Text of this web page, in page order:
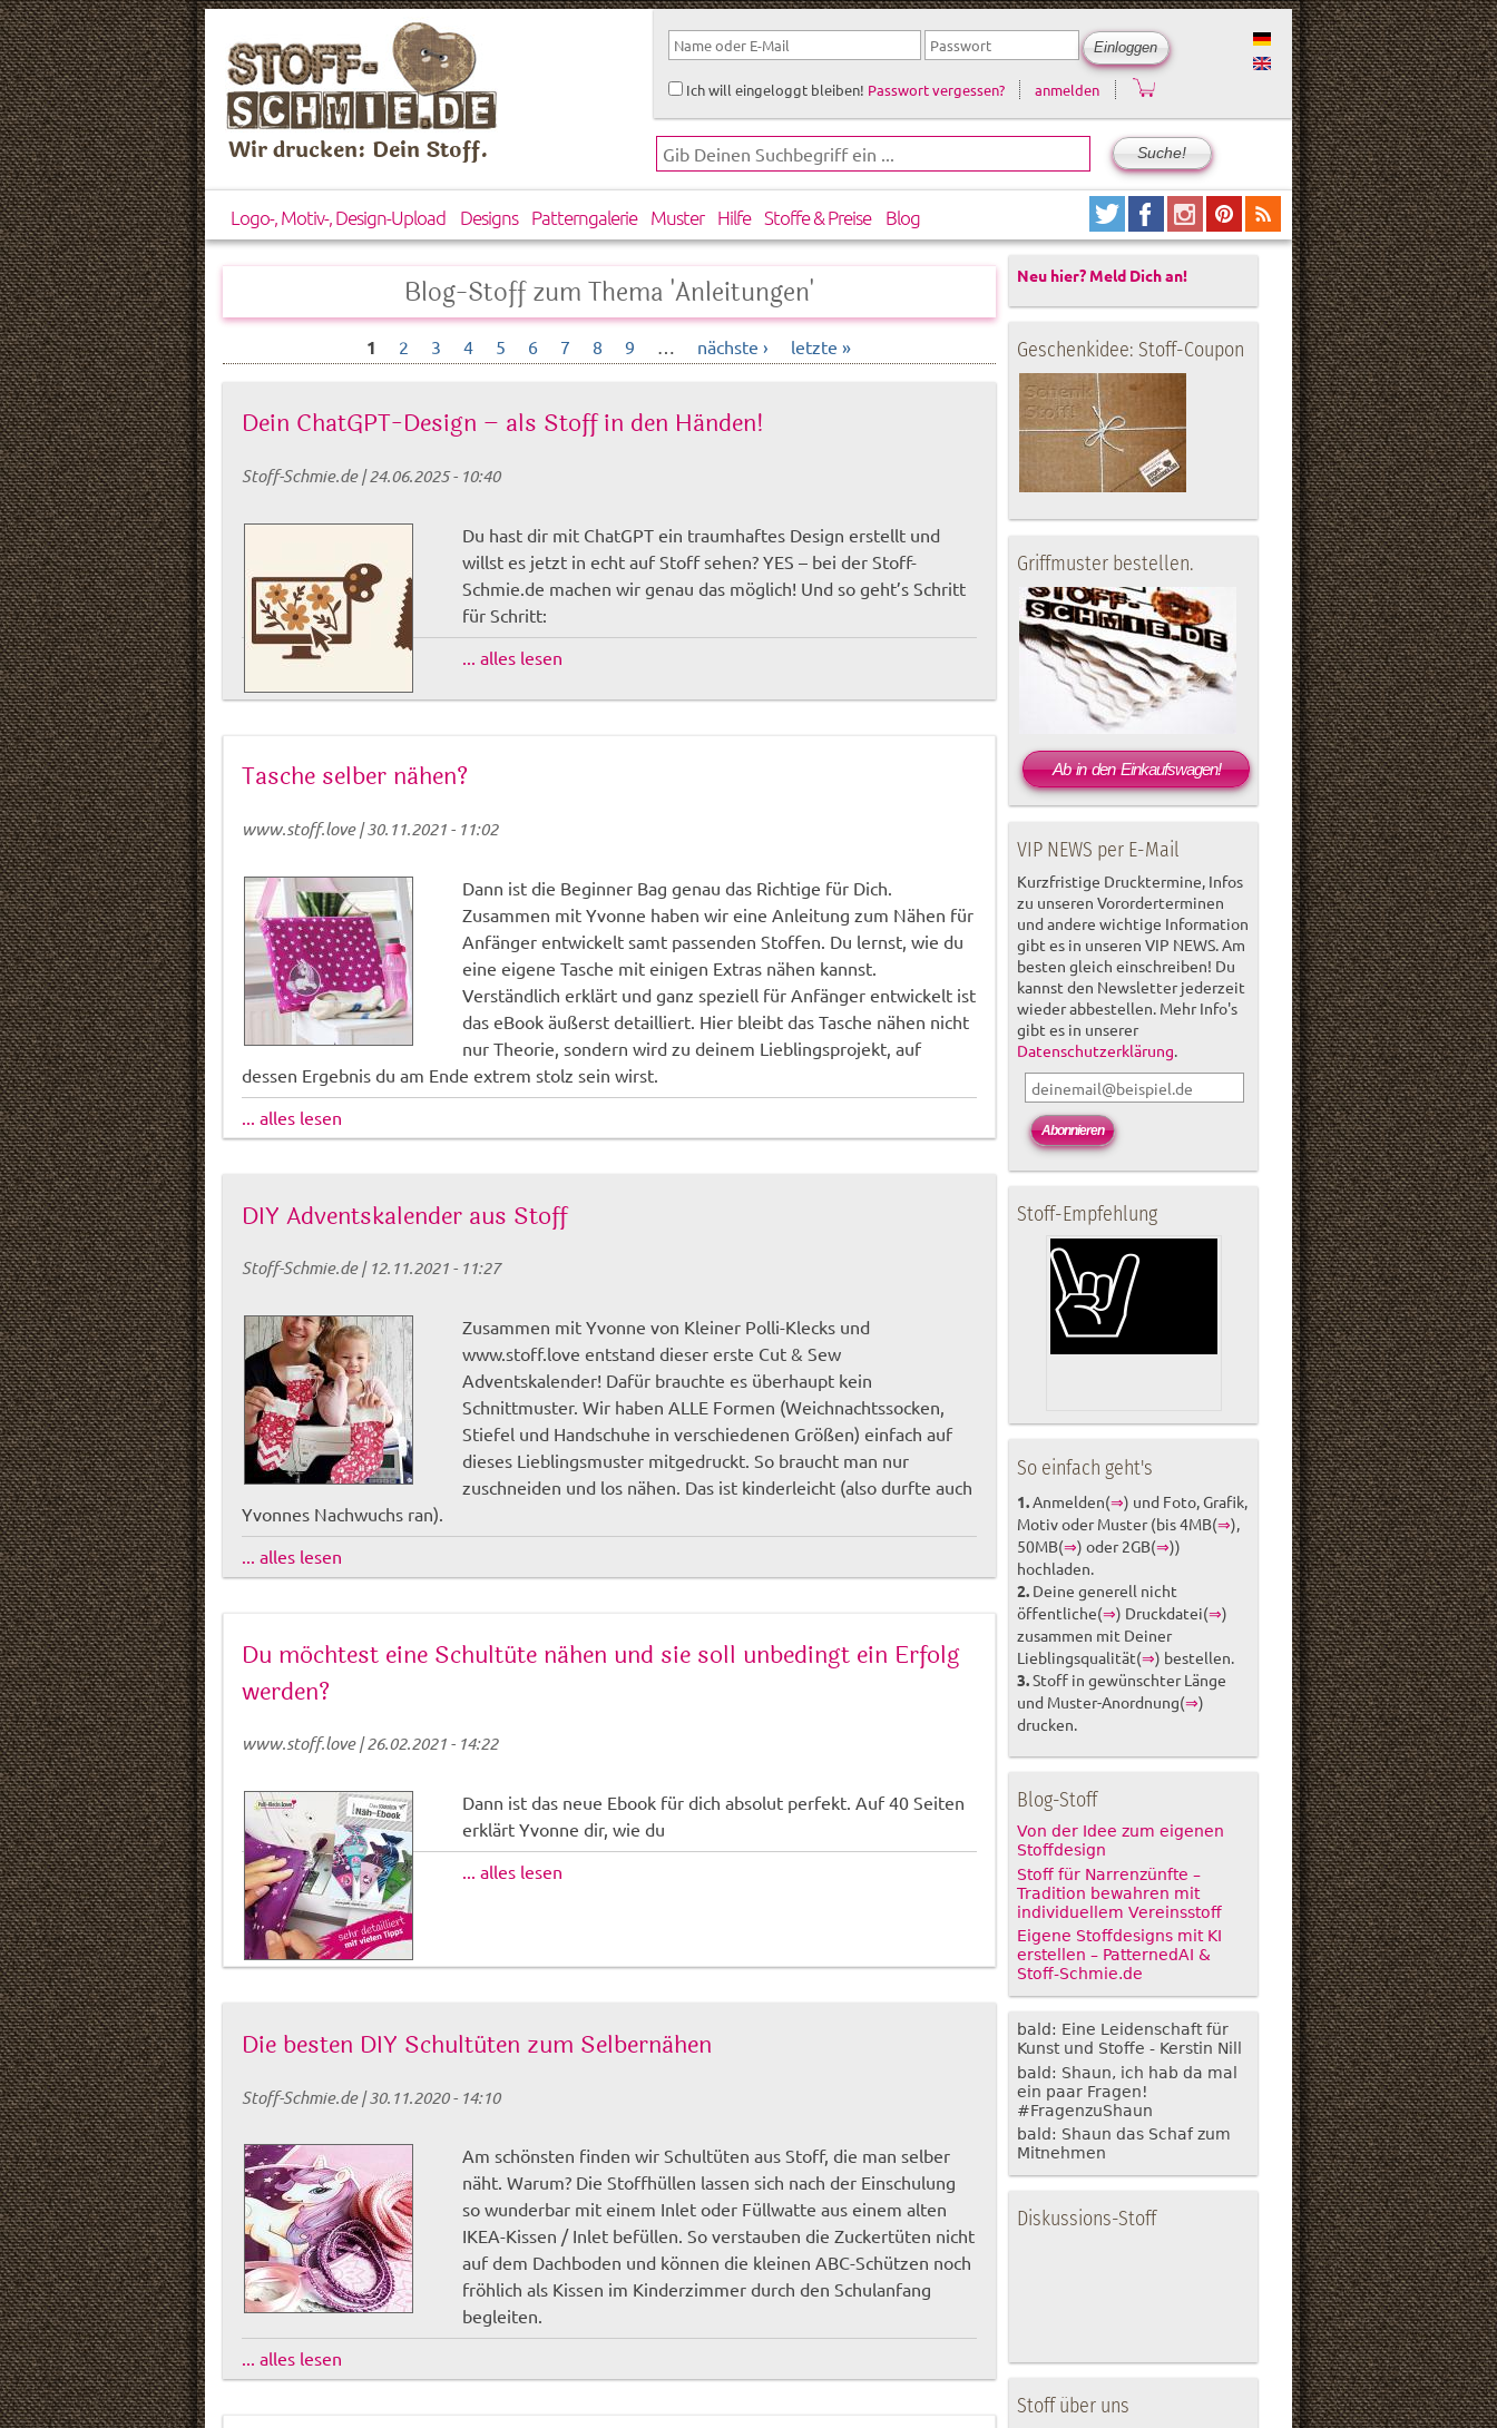
Wir drucken: Dein Stoff.
Ich will eingeloggt bleiben! Passwort vergessen? anmelden
Logo-, Motiv-, Design-Upload Designs Patterngalerie Muster Hilfe Stoffe & Preise Blog
Blog-Stoff zum Thema 'Anleitungen'
1 2 3 4 5 6 7 8 9 nächste › letzte »
Dein ChatGPT-Design – als Stoff in den Händen!
Stoff-Schmie.de|24.06.2025 - 10:40
Du hast dir mit ChatGPT ein traumhaftes Design erstellt und
willst es jetzt in echt auf Stoff sehen? YES – bei der Stoff-
Schmie.de machen wir genau das möglich! Und so geht’s Schritt
für Schritt:
... alles lesen
Tasche selber nähen?
www.stoff.love|30.11.2021 - 11:02
Dann ist die Beginner Bag genau das Richtige für Dich.
Zusammen mit Yvonne haben wir eine Anleitung zum Nähen für
Anfänger entwickelt samt passenden Stoffen. Du lernst, wie du
eine eigene Tasche mit einigen Extras nähen kannst.
Verständlich erklärt und ganz speziell für Anfänger entwickelt ist
das eBook äußerst detailliert. Hier bleibt das Tasche nähen nicht
nur Theorie, sondern wird zu deinem Lieblingsprojekt, auf
dessen Ergebnis du am Ende extrem stolz sein wirst.
... alles lesen
DIY Adventskalender aus Stoff
Stoff-Schmie.de| 12.11.2021 - 11:27
Zusammen mit Yvonne von Kleiner Polli-Klecks und
www.stoff.love entstand dieser erste Cut & Sew
Adventskalender! Dafür brauchte es überhaupt kein
Schnittmuster. Wir haben ALLE Formen (Weichnachtssocken,
Stiefel und Handschuhe in verschiedenen Größen) einfach auf
dieses Lieblingsmuster mitgedruckt. So braucht man nur
zuschneiden und los nähen. Das ist kinderleicht (also durfte auch
Yvonnes Nachwuchs ran).
... alles lesen
Du möchtest eine Schultüte nähen und sie soll unbedingt ein Erfolg
werden?
www.stoff.love|26.02.2021 - 14:22
Dann ist das neue Ebook für dich absolut perfekt. Auf 40 Seiten
erklärt Yvonne dir, wie du
... alles lesen
Die besten DIY Schultüten zum Selbernähen
Stoff-Schmie.de|30.11.2020 - 14:10
Am schönsten finden wir Schultüten aus Stoff, die man selber
näht. Warum? Die Stoffhüllen lassen sich nach der Einschulung
so wunderbar mit einem Inlet oder Füllwatte aus einem alten
IKEA-Kissen / Inlet befüllen. So verstauben die Zuckertüten nicht
auf dem Dachboden und können die kleinen ABC-Schützen noch
fröhlich als Kissen im Kinderzimmer durch den Schulanfang
begleiten.
... alles lesen
Neu hier? Meld Dich an!
Geschenkidee: Stoff-Coupon
Griffmuster bestellen.
Ab in den Einkaufswagen!
VIP NEWS per E-Mail
Kurzfristige Drucktermine, Infos
zu unseren Vororderterminen
und andere wichtige Information
gibt es in unseren VIP NEWS. Am
besten gleich einschreiben! Du
kannst den Newsletter jederzeit
wieder abbestellen. Mehr Info's
gibt es in unserer
Datenschutzerklärung.
Stoff-Empfehlung
So einfach geht's
1.Anmelden(⇒) und Foto, Grafik,
Motiv oder Muster (bis 4MB(⇒),
50MB(⇒) oder 2GB(⇒))
hochladen.
2. Deine generell nicht
öffentliche(⇒) Druckdatei(⇒)
zusammen mit Deiner
Lieblingsqualität(⇒) bestellen.
3.Stoff in gewünschter Länge
und Muster-Anordnung(⇒)
drucken.
Blog-Stoff
Von der Idee zum eigenen
Stoffdesign
Stoff für Narrenzünfte –
Tradition bewahren mit
individuellem Vereinsstoff
Eigene Stoffdesigns mit KI
erstellen – PatternedAI &
Stoff-Schmie.de
bald: Eine Leidenschaft für
Kunst und Stoffe - Kerstin Nill
bald: Shaun, ich hab da mal
ein paar Fragen!
#FragenzuShaun
bald: Shaun das Schaf zum
Mitnehmen
Diskussions-Stoff
Stoff über uns